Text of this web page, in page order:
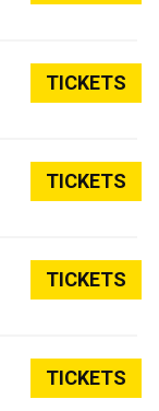
TICKETS
TICKETS
TICKETS
TICKETS